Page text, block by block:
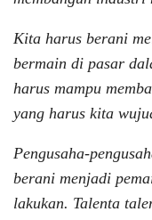
Kita harus berani
bermain di pasar
harus mampu
yang harus kita
Pengusaha-
berani menjadi
lakukan. Talenta